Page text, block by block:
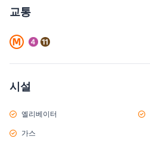
교통
시설
엘리베이터
가스